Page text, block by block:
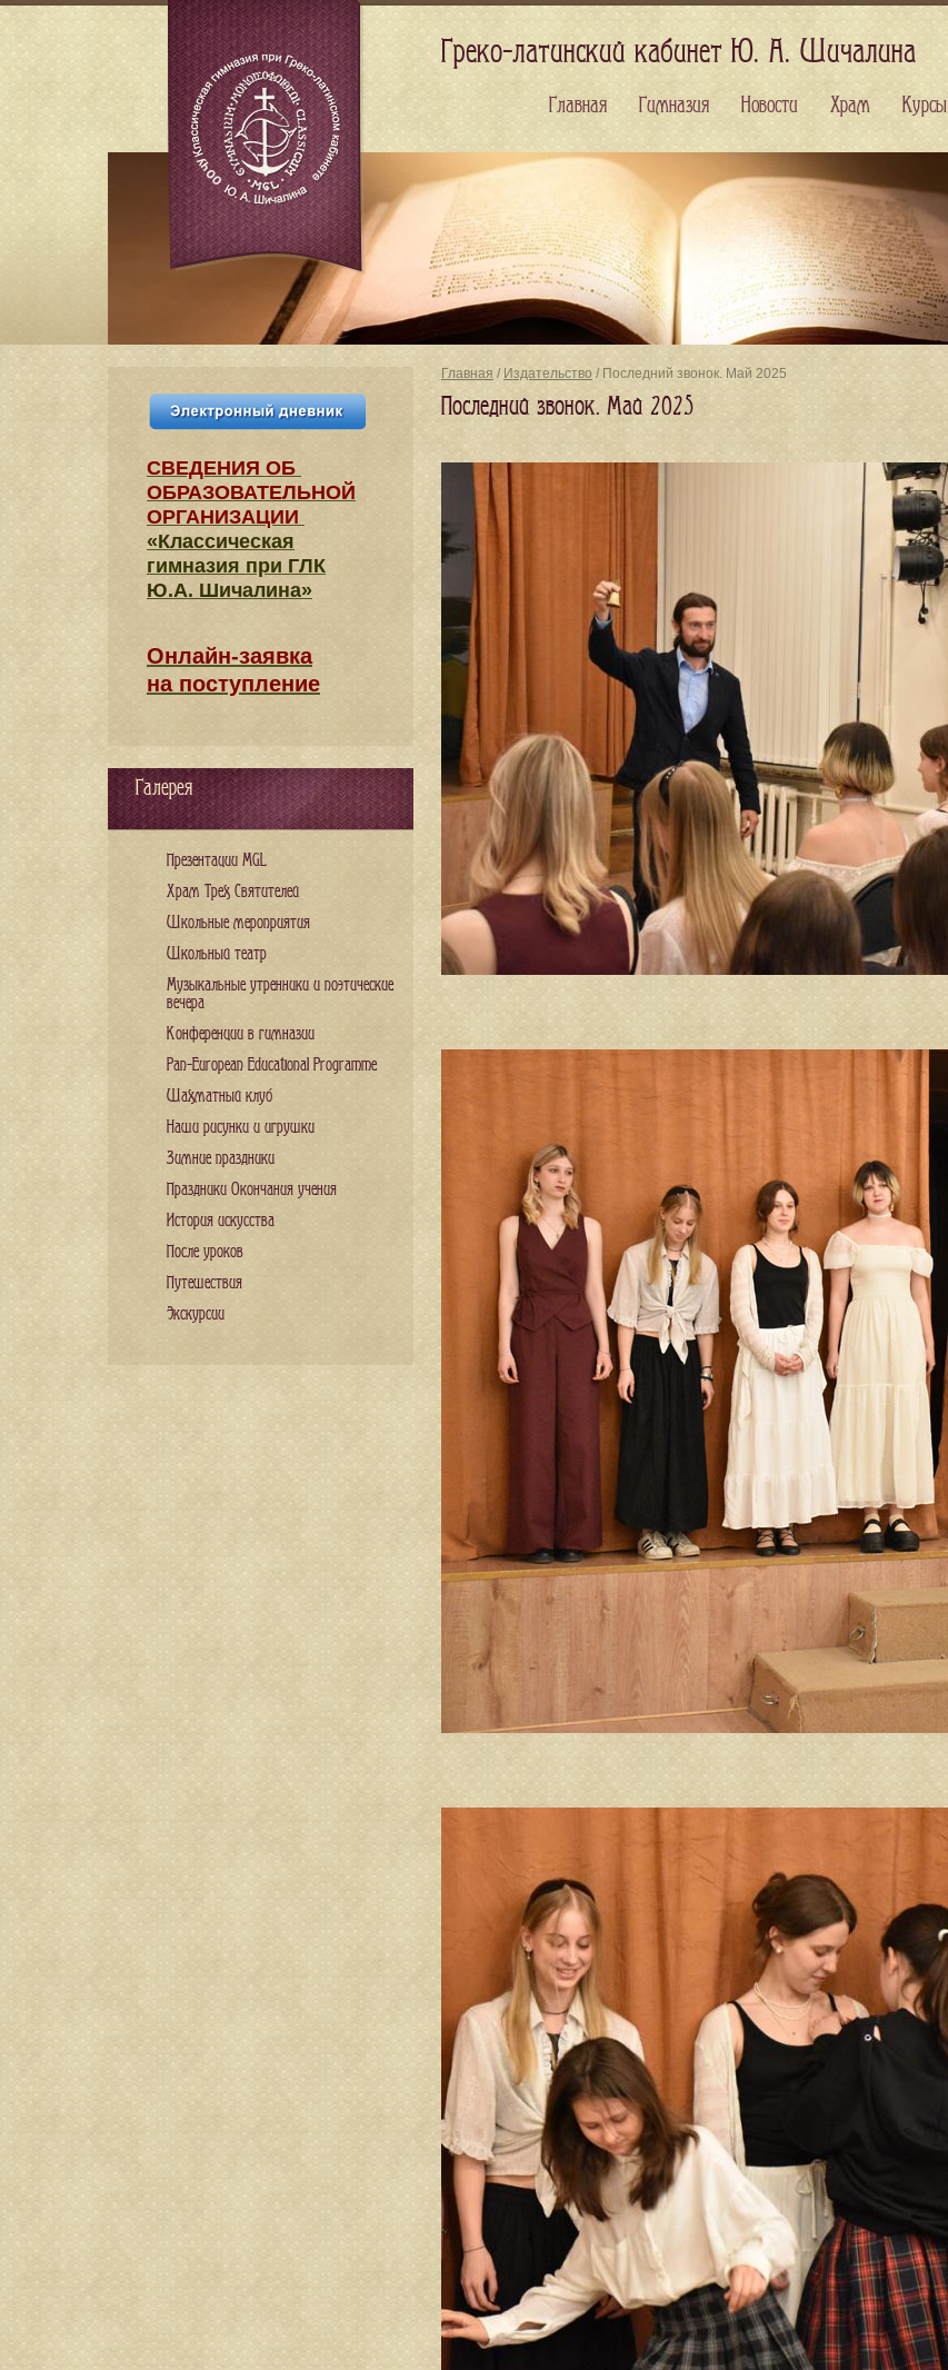
Главная / Издательство / Последний звонок. Май 2025
Последний звонок. Май 2025
СВЕДЕНИЯ​ ОБ
ОБРАЗОВАТЕЛЬНОЙ
ОРГАНИЗАЦИИ
«Классическая
гимназия при ГЛК
Ю.А. Шичалина»
Онлайн-заявка
на поступление
Галерея
Презентации MGL
Храм Трех Святителей
Школьные мероприятия
Школьный театр
Музыкальные утренники и поэтические
вечера
Конференции в гимназии
Pan-European Educational Programme
Шахматный клуб
Наши рисунки и игрушки
Зимние праздники
Праздники Окончания учения
История искусства
После уроков
Путешествия
Экскурсии
Греко-латинский кабинет Ю. А. Шичалина
Главная Гимназия Новости Храм Курсы